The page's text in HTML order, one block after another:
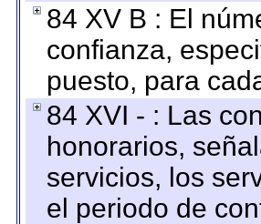
84 XV B : El
confianza,
puesto, para
84 XVI - : Las
honorarios,
servicios, los
el periodo de